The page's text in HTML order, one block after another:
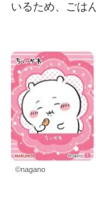
いるため、ごは
©nagano